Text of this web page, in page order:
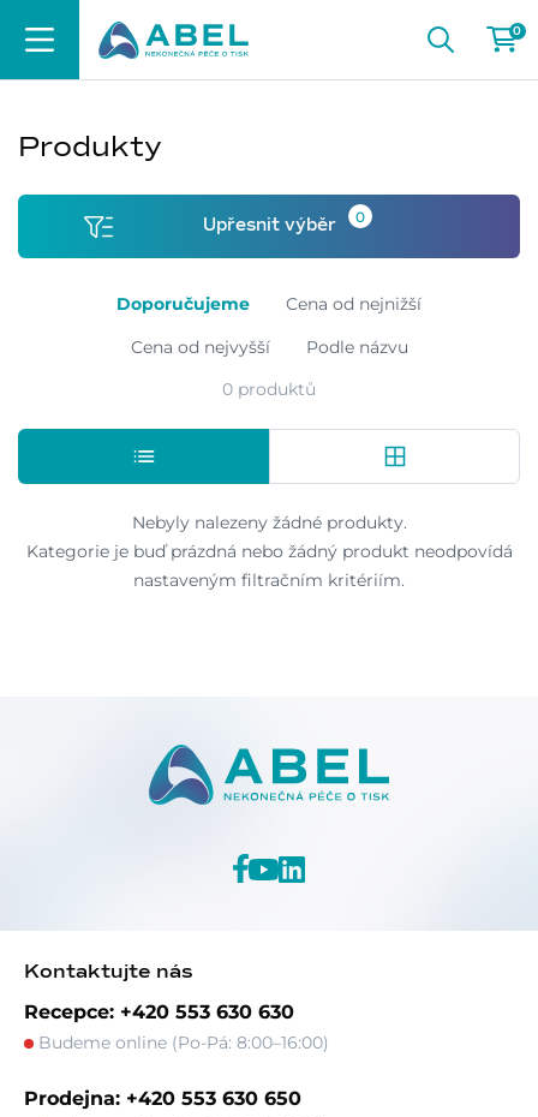
0
Produkty
Upřesnit výběr 0
Doporučujeme
Cena od nejnižší
Cena od nejvyšší
Podle názvu
0 produktů
Nebyly nalezeny žádné produkty.
Kategorie je buď prázdná nebo žádný produkt neodpovídá
nastaveným filtračním kritériím.
Kontaktujte nás
Recepce: +420 553 630 630
Budeme online (Po-Pá: 8:00–16:00)
Prodejna: +420 553 630 650